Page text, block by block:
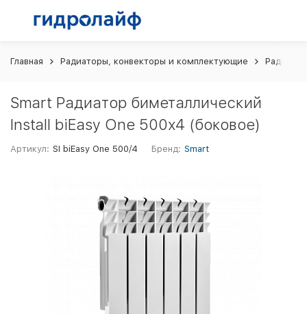
Главная Радиаторы, конвекторы и комплектующие
Smart Радиатор биметаллический
Install biEasy One 500х4 (боковое)
Артикул: SI biEasy One 500/4 Бренд: Smart